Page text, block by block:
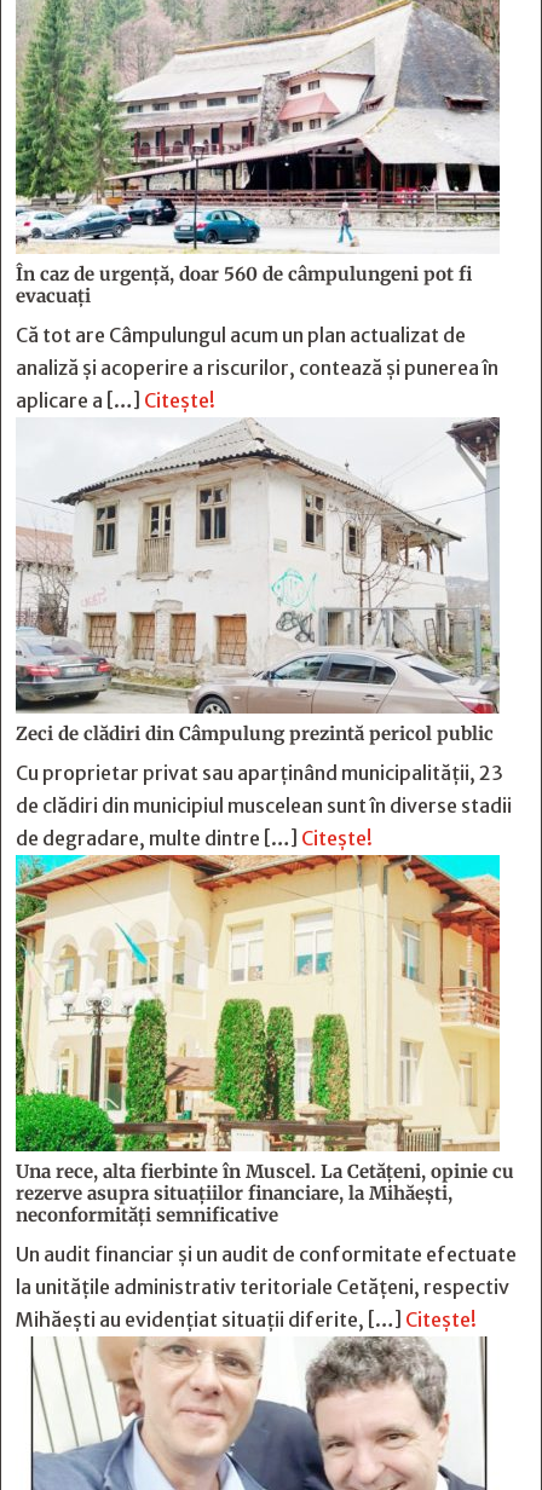
În caz de urgență, doar 560 de câmpulungeni pot fi
evacuați
Că tot are Câmpulungul acum un plan actualizat de
analiză și acoperire a riscurilor, contează și punerea în
aplicare a […] Citește!
Zeci de clădiri din Câmpulung prezintă pericol public
Cu proprietar privat sau aparținând municipalității, 23
de clădiri din municipiul muscelean sunt în diverse stadii
de degradare, multe dintre […] Citește!
Una rece, alta fierbinte în Muscel. La Cetăţeni, opinie cu
rezerve asupra situaţiilor financiare, la Mihăeşti,
neconformităţi semnificative
Un audit financiar și un audit de conformitate efectuate
la unitățile administrativ teritoriale Cetățeni, respectiv
Mihăești au evidențiat situații diferite, […] Citește!